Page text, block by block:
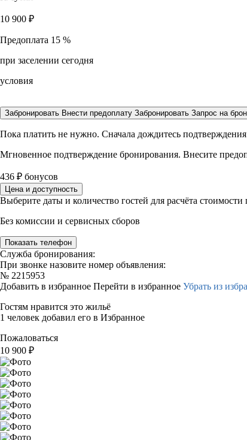
10 900 ₽
Предоплата 15 %
при заселении сегодня
условия
Забронировать Внести предоплату Забронировать Запрос на
Пока платить не нужно. Сначала дождитесь
Мгновенное подтверждение бронирования. Внесите
436 ₽ бонусов
Цена и доступность
Выберите даты и количество гостей для расчёта
Без комиссии и сервисных сборов
Показать телефон
Служба бронирования:
При звонке назовите номер объявления:
№ 2215953
Добавить в избранное Перейти в избранное Убрать из
Гостям нравится это жильё
1 человек добавил его в Избранное
Пожаловаться
10 900 ₽